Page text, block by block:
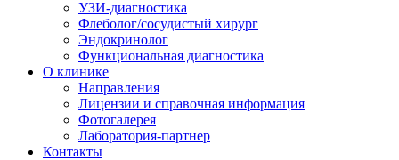
УЗИ-диагностика
Флеболог/сосудистый хирург
Эндокринолог
Функциональная диагностика
О клинике
Направления
Лицензии и справочная информация
Фотогалерея
Лаборатория-партнер
Контакты